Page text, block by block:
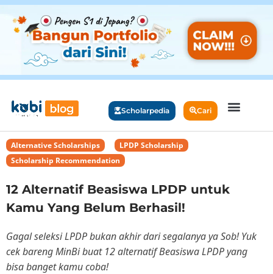
Scholarpedia Cari
Alternative Scholarships LPDP Scholarship
Scholarship Recommendation
12 Alternatif Beasiswa LPDP untuk
Kamu Yang Belum Berhasil!
Gagal seleksi LPDP bukan akhir dari segalanya ya Sob! Yuk
cek bareng MinBi buat 12 alternatif Beasiswa LPDP yang
bisa banget kamu coba!